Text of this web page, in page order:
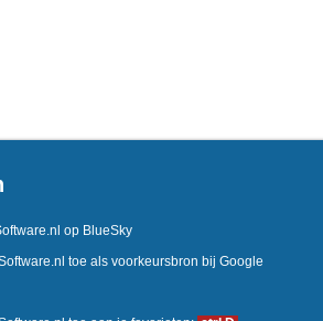
op BlueSky
toe als voorkeursbron bij Google